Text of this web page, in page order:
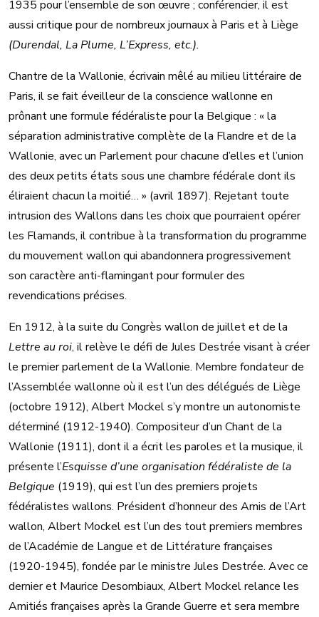
1935 pour l’ensemble de son œuvre ; conférencier, il est
aussi critique pour de nombreux journaux à Paris et à Liège
(Durendal, La Plume, L’Express, etc.).
Chantre de la Wallonie, écrivain mêlé au milieu littéraire de
Paris, il se fait éveilleur de la conscience wallonne en
prônant une formule fédéraliste pour la Belgique : « la
séparation administrative complète de la Flandre et de la
Wallonie, avec un Parlement pour chacune d’elles et l’union
des deux petits états sous une chambre fédérale dont ils
éliraient chacun la moitié… » (avril 1897). Rejetant toute
intrusion des Wallons dans les choix que pourraient opérer
les Flamands, il contribue à la transformation du programme
du mouvement wallon qui abandonnera progressivement
son caractère anti-flamingant pour formuler des
revendications précises.
En 1912, à la suite du Congrès wallon de juillet et de la
Lettre au roi, il relève le défi de Jules Destrée visant à créer
le premier parlement de la Wallonie. Membre fondateur de
l’Assemblée wallonne où il est l’un des délégués de Liège
(octobre 1912), Albert Mockel s’y montre un autonomiste
déterminé (1912-1940). Compositeur d’un Chant de la
Wallonie (1911), dont il a écrit les paroles et la musique, il
présente l’Esquisse d’une organisation fédéraliste de la
Belgique (1919), qui est l’un des premiers projets
fédéralistes wallons. Président d’honneur des Amis de l’Art
wallon, Albert Mockel est l’un des tout premiers membres
de l’Académie de Langue et de Littérature françaises
(1920-1945), fondée par le ministre Jules Destrée. Avec ce
dernier et Maurice Desombiaux, Albert Mockel relance les
Amitiés françaises après la Grande Guerre et sera membre